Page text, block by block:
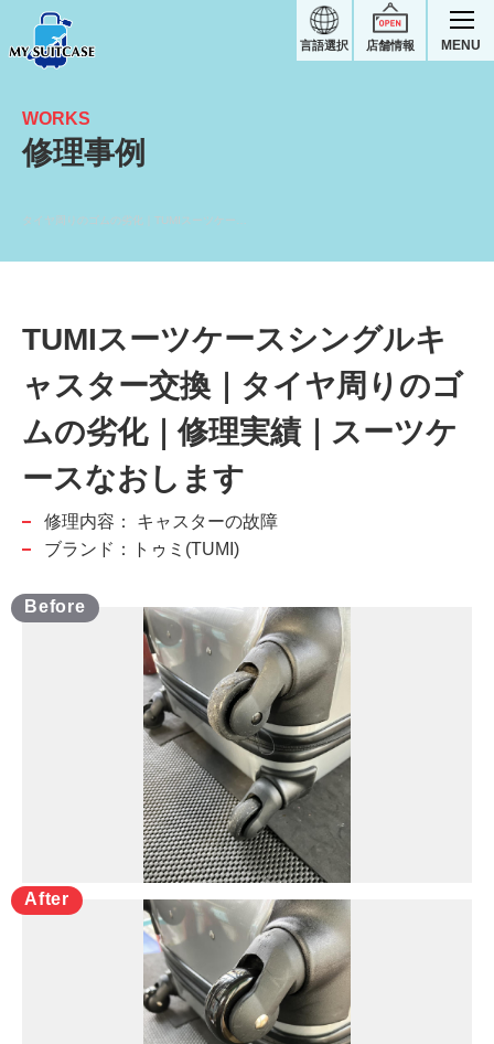
店舗情報
言語選択 MENU
WORKS
修理事例
TUMIスーツケースシングルキ
ャスター交換｜タイヤ周りのゴ
ムの劣化｜修理実績｜スーツケ
ースなおします
修理内容：
キャスターの故障
ブランド：トゥミ(TUMI)